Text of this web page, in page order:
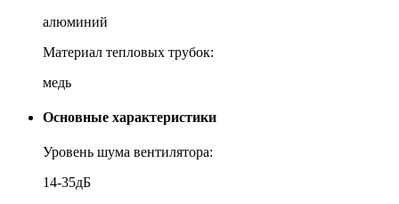
алюминий
Материал тепловых трубок:
медь
Основные характеристики
Уровень шума вентилятора:
14-35дБ